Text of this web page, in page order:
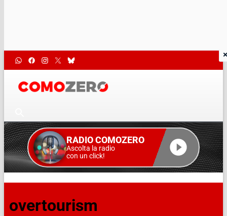
RADIO COMOZERO
Ascolta la radio
con un click!
overtourism